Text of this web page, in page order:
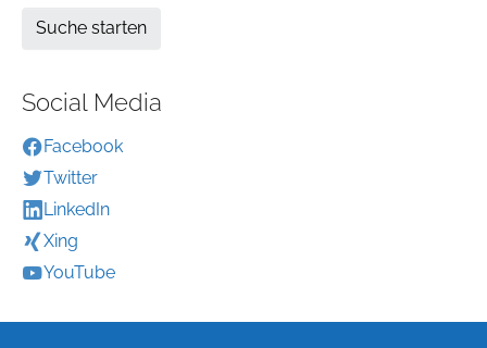
Social Media
Facebook
Twitter
LinkedIn
Xing
YouTube